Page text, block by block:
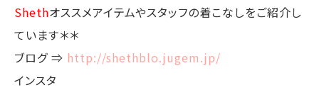
Shethオススメアイテムやスタッフの着こなしをご紹介し
ています＊＊
ブログ ⇒ http://shethblo.jugem.jp/
インスタ